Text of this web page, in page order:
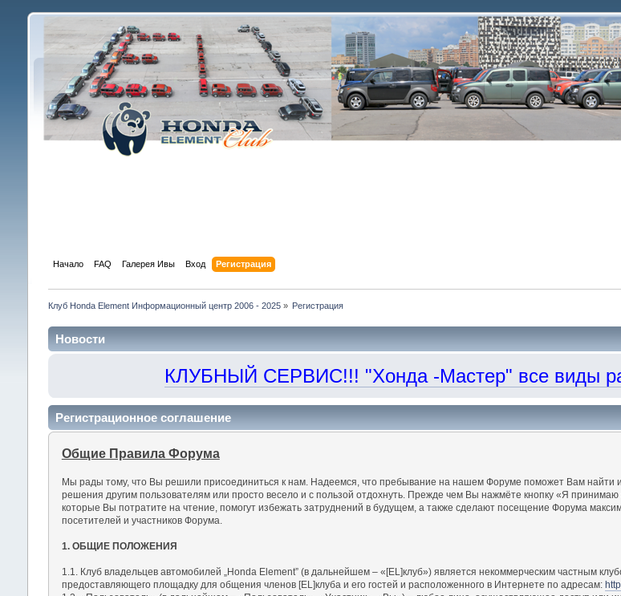
Начало FAQ Галерея Ивы Вход Регистрация
Клуб Honda Element Информационный центр 2006 - 2025» Регистрация
Новости
КЛУБНЫЙ СЕРВИС!!! "Хонда -Мастер" все виды
Регистрационное соглашение
Общие Правила Форума
Мы рады тому, что Вы решили присоединиться к нам. Надеемся, что пребывание на нашем Форуме поможет Вам найти
решения другим пользователям или просто весело и с пользой отдохнуть. Прежде чем Вы нажмёте кнопку «Я
которые Вы потратите на чтение, помогут избежать затруднений в будущем, а также сделают посещение Форума
посетителей и участников Форума.
1. ОБЩИЕ ПОЛОЖЕНИЯ
1.1. Клуб владельцев автомобилей „Honda Element” (в дальнейшем – «[EL]клуб») является некоммерческим частным
предоставляющего площадку для общения членов [EL]клуба и его гостей и расположенного в Интернете по адресам: